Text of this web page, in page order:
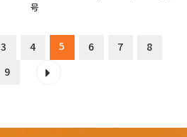
号
3 4 5 6 7
8
9